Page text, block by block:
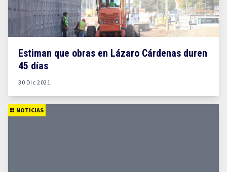
Estiman que obras en Lázaro Cárdenas duren
45 días
30 Dic 2021
NOTICIAS